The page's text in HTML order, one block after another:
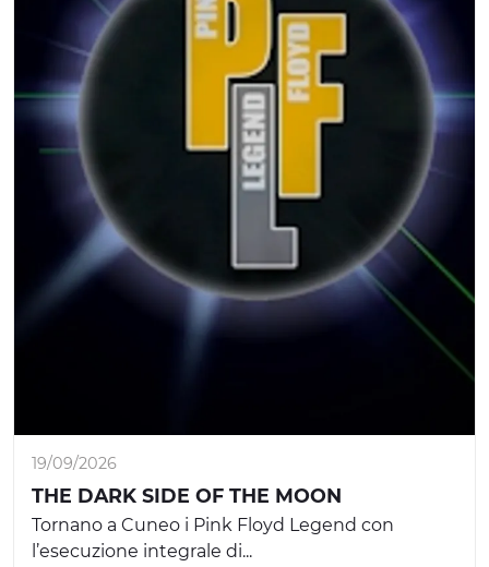
19/09/2026
THE DARK SIDE OF THE MOON
Tornano a Cuneo i Pink Floyd Legend con
l’esecuzione integrale di...